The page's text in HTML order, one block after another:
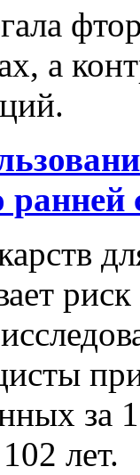
а
за
лет.